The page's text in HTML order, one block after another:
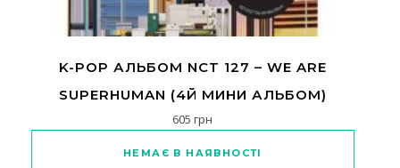
K-POP АЛЬБОМ NCT 127 – WE ARE
SUPERHUMAN (4Й МИНИ АЛЬБОМ)
605грн
НЕМАЄ В НАЯВНОСТІ